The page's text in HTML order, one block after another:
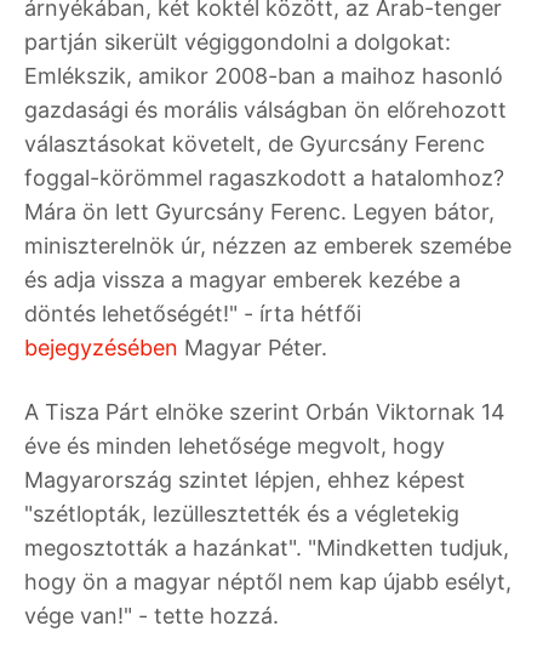
árnyékában, két koktél között, az Arab-tenger
partján sikerült végiggondolni a dolgokat:
Emlékszik, amikor 2008-ban a maihoz hasonló
gazdasági és morális válságban ön előrehozott
választásokat követelt, de Gyurcsány Ferenc
foggal-körömmel ragaszkodott a hatalomhoz?
Mára ön lett Gyurcsány Ferenc. Legyen bátor,
miniszterelnök úr, nézzen az emberek szemébe
és adja vissza a magyar emberek kezébe a
döntés lehetőségét!" - írta hétfői
bejegyzésében Magyar Péter.
A Tisza Párt elnöke szerint Orbán Viktornak 14
éve és minden lehetősége megvolt, hogy
Magyarország szintet lépjen, ehhez képest
"szétlopták, lezüllesztették és a végletekig
megosztották a hazánkat". "Mindketten tudjuk,
hogy ön a magyar néptől nem kap újabb esélyt,
vége van!" - tette hozzá.